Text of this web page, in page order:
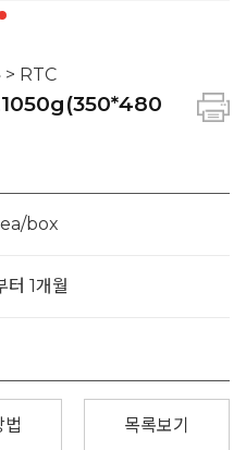
> RTC
1050g(350*480
box
터 1개월
목록보기
법